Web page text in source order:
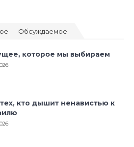
Обсуждаемое
которое мы выбираем
кто дышит ненавистью к